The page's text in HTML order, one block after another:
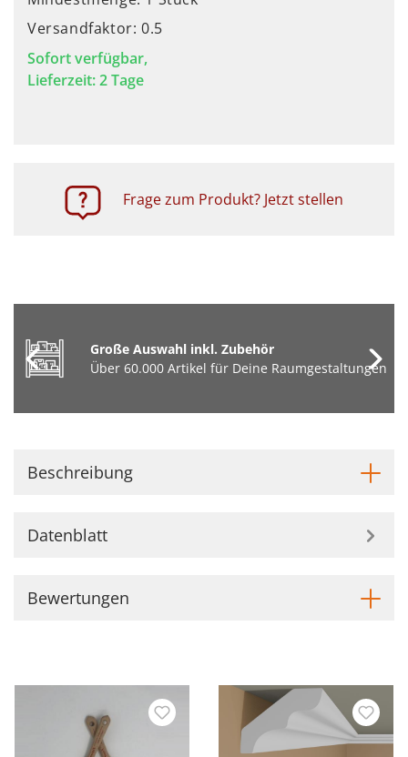
Versandfaktor: 0.5
Sofort verfügbar,
Lieferzeit: 2 Tage
Frage zum Produkt? Jetzt stellen
Große Auswahl inkl. Zubehör
Über 60.000 Artikel für Deine Raumgestaltungen
Beschreibung
Datenblatt
Bewertungen